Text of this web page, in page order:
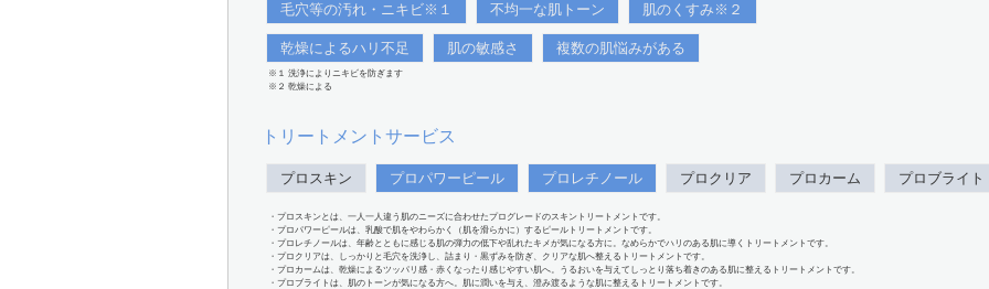
毛穴等の汚れ・ニキビ※１ 不均一な肌トーン 肌のくすみ※２
乾燥によるハリ不足 肌の敏感さ 複数の肌悩みがある
※１ 洗浄によりニキビを防ぎます
※２ 乾燥による
トリートメントサービス
プロスキン プロパワーピール プロレチノール プロクリア プロカーム プロブライト
・プロスキンとは、一人一人違う肌のニーズに合わせたプログレードのスキントリートメントです。
・プロパワーピールは、乳酸で肌をやわらかく（肌を滑らかに）するピールトリートメントです。
・プロレチノールは、年齢とともに感じる肌の弾力の低下や乱れたキメが気になる方に。なめらかでハリのある肌に導くトリートメントです。
・プロクリアは、しっかりと毛穴を洗浄し、詰まり・黒ずみを防ぎ、クリアな肌へ整えるトリートメントです。
・プロカームは、乾燥によるツッパリ感・赤くなったり感じやすい肌へ。うるおいを与えてしっとり落ち着きのある肌に整えるトリートメントです。
・プロブライトは、肌のトーンが気になる方へ。肌に潤いを与え、澄み渡るような肌に整えるトリートメントです。